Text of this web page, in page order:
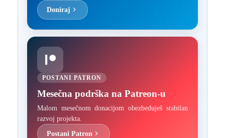
Doniraj
POSTANI PATRON
Mesečna podrška na Patreon-u
Malom mesečnom donacijom obezbeđuješ stabilan
razvoj projekta.
Postani Patron